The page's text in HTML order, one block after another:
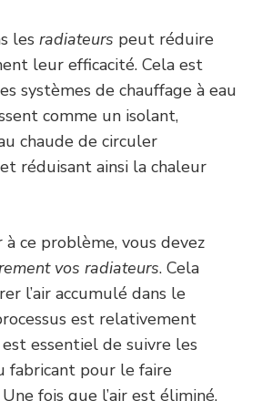
les radiateurs peut réduire
leur efficacité. Cela est
systèmes de chauffage à eau
comme un isolant,
chaude de circuler
réduisant ainsi la chaleur
ce problème, vous devez
vos radiateurs. Cela
l’air accumulé dans le
est relativement
essentiel de suivre les
fabricant pour le faire
fois que l’air est éliminé,